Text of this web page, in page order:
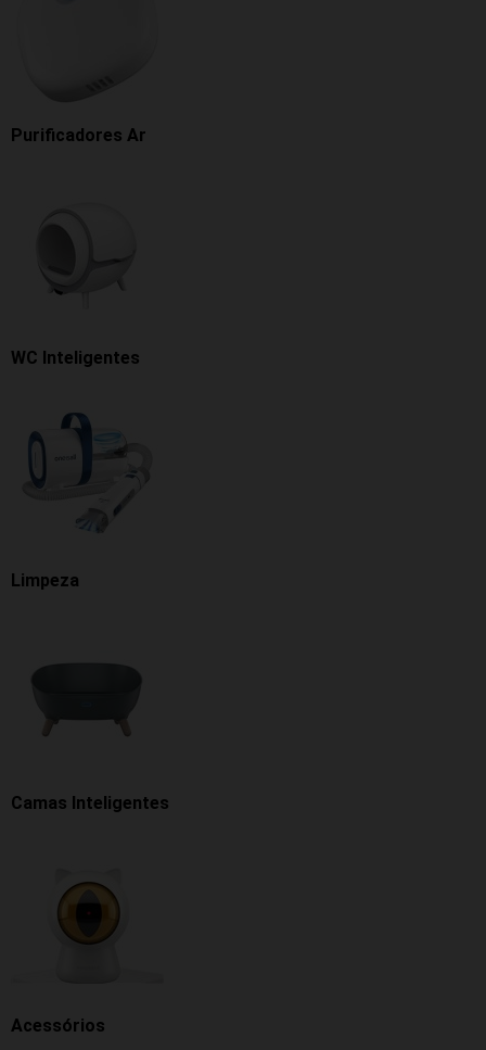
Purificadores Ar
WC Inteligentes
Limpeza
Camas Inteligentes
Acessórios